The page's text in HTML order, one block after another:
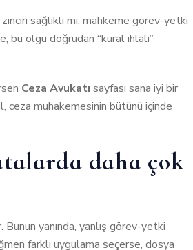
sağlıklı mı, mahkeme görev-yetki
bu olgu doğrudan “kural ihlali”
Ceza Avukatı sayfası sana iyi bir
ceza muhakemesinin bütünü içinde
daha çok
Bunun yanında, yanlış görev-yetki
farklı uygulama seçerse, dosya